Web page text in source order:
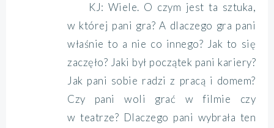
KJ: Wiele. O czym jest ta sztuka,
w której pani gra? A dlaczego gra pani
właśnie to a nie co innego? Jak to się
zaczęło? Jaki był początek pani kariery?
Jak pani sobie radzi z pracą i domem?
Czy pani woli grać w filmie czy
w teatrze? Dlaczego pani wybrała ten